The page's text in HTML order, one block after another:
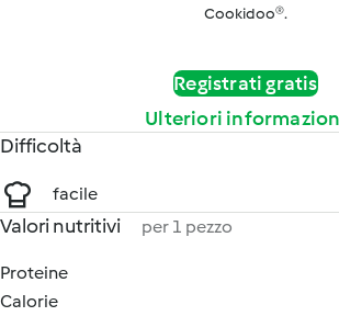
Cookidoo®.
Registrati gratis
Ulteriori
Difficoltà
facile
Valori nutritivi per 1 pezzo
Proteine
Calorie